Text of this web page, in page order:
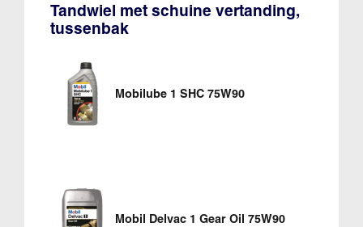
Tandwiel met schuine vertanding,
tussenbak
Mobilube 1 SHC 75W90
Mobil Delvac 1 Gear Oil 75W90